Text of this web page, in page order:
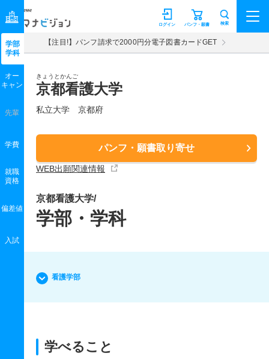
マナビジョン パンフ・願書
ログイン 検索
【注目!】パンフ請求で2000円分電子図書カードGET
きょうとかんご
京都看護大学
私立大学 京都府
パンフ・願書取り寄せ
WEB出願関連情報
学部
学科
オー
キャン
先輩
学費
就職
資格
偏差値
入試
京都看護大学/
学部・学科
看護学部
学べること